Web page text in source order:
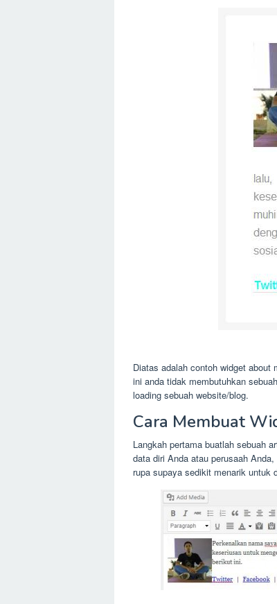
Diatas adalah contoh widget
ini anda tidak membutuhkan
loading sebuah website/blog.
Cara Membuat
Langkah pertama buatlah sebuah
data diri Anda atau perusaah
rupa supaya sedikit menarik untuk